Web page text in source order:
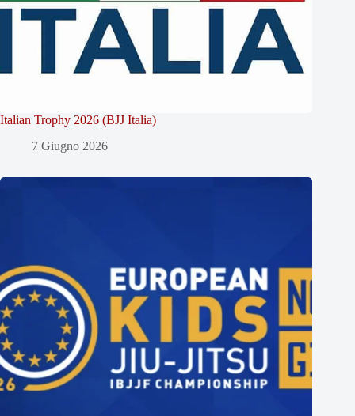
Italian Trophy 2026 (BJJ Italia)
7 Giugno 2026